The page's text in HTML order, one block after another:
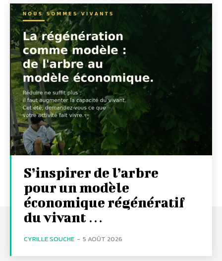
S’inspirer de l’arbre
pour un modèle
économique régénératif
du vivant …
CYRILLE SOUCHE - 5 AOÛT 2026